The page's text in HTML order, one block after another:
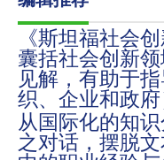
《斯坦福社会
囊括社会创新
见解，有助于
织、企业和政府
从国际化的知
之对话，摆脱